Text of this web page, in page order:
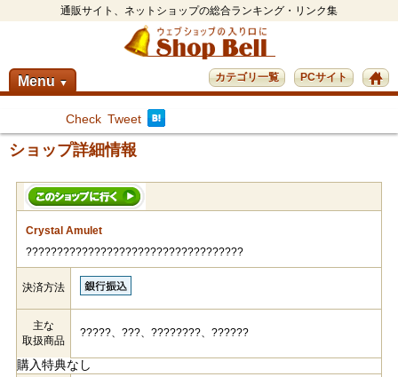
通販サイト、ネットショップの総合ランキング・リンク集
Menu ▼ PCサイト
カテゴリ一覧
Check Tweet
ショップ詳細情報
Crystal Amulet
???????????????????????????????????
決済方法
主な
取扱商品
?????、???、????????、??????
購入特典なし